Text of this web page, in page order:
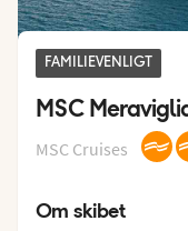
FAMILIEVENLIGT
MSC
MSC Cruises
Om skibet